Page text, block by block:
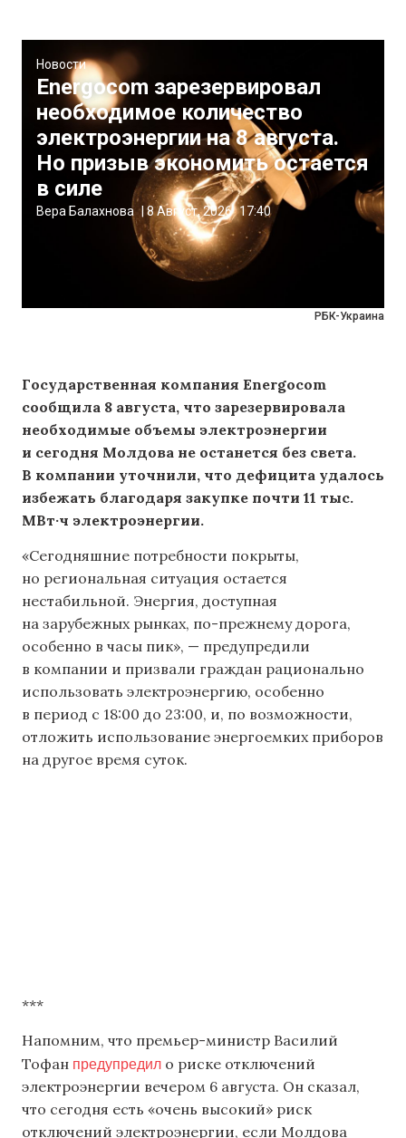
РБК-Украина
Новости
Energocom зарезервировал
необходимое количество
электроэнергии на 8 августа.
Но призыв экономить остается
в силе
Вера Балахнова 8 Август, 2026 17:40
Государственная компания Energocom
сообщила 8 августа, что зарезервировала
необходимые объемы электроэнергии
и сегодня Молдова не останется без света.
В компании уточнили, что дефицита удалось
избежать благодаря закупке почти 11 тыс.
МВт·ч электроэнергии.
«Сегодняшние потребности покрыты,
но региональная ситуация остается
нестабильной. Энергия, доступная
на зарубежных рынках, по-прежнему дорога,
особенно в часы пик», — предупредили
в компании и призвали граждан рационально
использовать электроэнергию, особенно
в период с 18:00 до 23:00, и, по возможности,
отложить использование энергоемких приборов
на другое время суток.
***
Напомним, что премьер-министр Василий
Тофан предупредил о риске отключений
электроэнергии вечером 6 августа. Он сказал,
что сегодня есть «очень высокий» риск
отключений электроэнергии, если Молдова